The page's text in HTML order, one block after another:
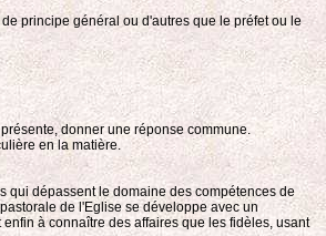
principe général ou d'autres que le préfet ou le
donner une réponse commune.
en la matière.
qui dépassent le domaine des compétences de
de l'Eglise se développe avec un
à connaître des affaires que les fidèles, usant